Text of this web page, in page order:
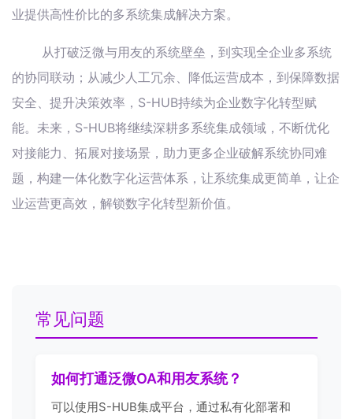
业提供高性价比的多系统集成解决方案。
从打破泛微与用友的系统壁垒，到实现全企业多系统
的协同联动；从减少人工冗余、降低运营成本，到保障数据
安全、提升决策效率，S-HUB持续为企业数字化转型赋
能。未来，S-HUB将继续深耕多系统集成领域，不断优化
对接能力、拓展对接场景，助力更多企业破解系统协同难
题，构建一体化数字化运营体系，让系统集成更简单，让企
业运营更高效，解锁数字化转型新价值。
常见问题
如何打通泛微OA和用友系统？
可以使用S-HUB集成平台，通过私有化部署和